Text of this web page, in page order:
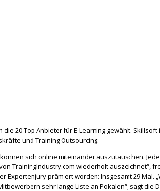
20 Top Anbieter für E-Learning gewählt.
und Training Outsourcing.
sich online miteinander auszutauschen.
TrainingIndustry.com wiederholt auszeichnet“,
prämiert worden: Insgesamt 29 Mal.
sehr lange Liste an Pokalen“, sagt die